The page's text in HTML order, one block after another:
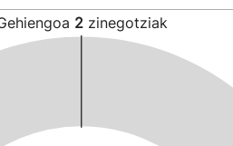
2 zinegotziak